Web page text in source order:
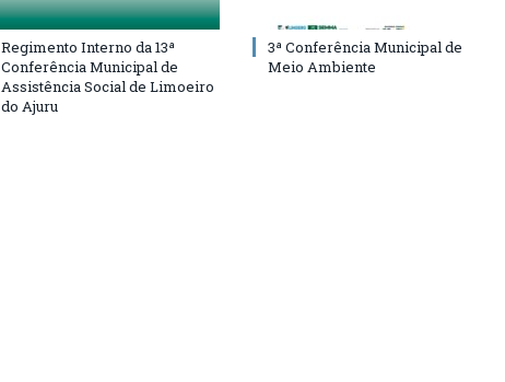
Regimento Interno da 13ª
Conferência Municipal de
Assistência Social de Limoeiro
do Ajuru
3ª Conferência Municipal de
Meio Ambiente